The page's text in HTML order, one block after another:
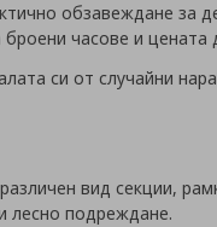
обзавеждане за
часове и цената
си от случайни
вид секции,
лесно подреждане.